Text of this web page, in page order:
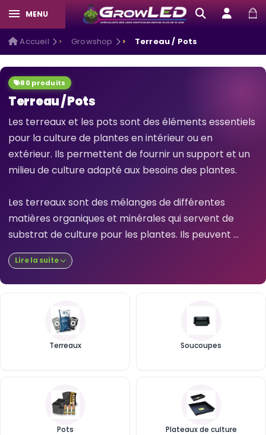
MENU
Accueil Growshop Terreau / Pots
80 produits
Terreau / Pots
Les terreaux et les pots sont des éléments essentiels
pour la culture de plantes en intérieur ou en
extérieur. Ils permettent de fournir un support et un
milieu de culture adapté aux besoins des plantes.
Les terreaux sont des mélanges de différentes
matières organiques et minérales qui servent de
substrat de culture pour les plantes. Ils peuvent ...
Lire la suite
Terreaux Soucoupes
Pots Plateaux de culture